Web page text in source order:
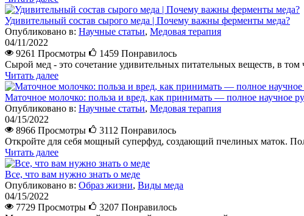
Удивительный состав сырого меда | Почему важны ферменты меда?
Опубликовано в: Научные статьи, Медовая терапия
04/11/2022
9261 Просмотры
1459 Понравилось
Сырой мед - это сочетание удивительных питательных веществ, в
Читать далее
Маточное молочко: польза и вред, как принимать — полное научное
Опубликовано в: Научные статьи, Медовая терапия
04/15/2022
8966 Просмотры
3112 Понравилось
Откройте для себя мощный суперфуд, создающий пчелиных маток.
Читать далее
Все, что вам нужно знать о меде
Опубликовано в: Образ жизни, Виды меда
04/15/2022
7729 Просмотры
3207 Понравилось